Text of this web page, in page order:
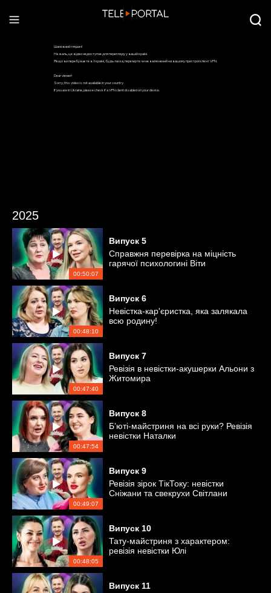
2025
00:50:07
Випуск 5
Справжня перевірка на міцність
гарячої психологині Віти
00:48:10
Випуск 6
Невістка-кар'єристка, яка залякала
всю родину!
00:47:40
Випуск 7
Ревізія в невістки-акушерки Альони з
Житомира
00:47:54
Випуск 8
Б’юті-майстриня на всі руки? Ревізія
невістки Наталки
00:49:07
Випуск 9
Ревізія зірок ТікТоку: невістки
Сніжани та свекрухи Світлани
00:48:05
Випуск 10
Тату-майстриня з характером:
ревізія невістки Юлі
Випуск 11